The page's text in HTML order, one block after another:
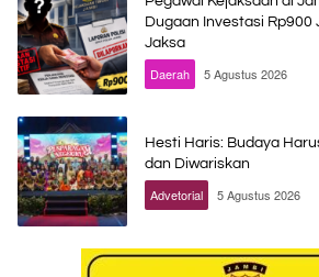
Dugaan Investasi Rp900
Jaksa
Daerah 5 Agustus 2026
Hesti Haris: Budaya
dan Diwariskan
Advetorial 5 Agustus 2026